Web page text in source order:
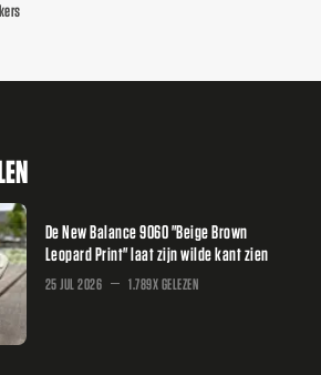
De New Balance 9060 "Beige Brown
Leopard Print" laat zijn wilde kant zien
25 JUL 2026 1.789X GELEZEN